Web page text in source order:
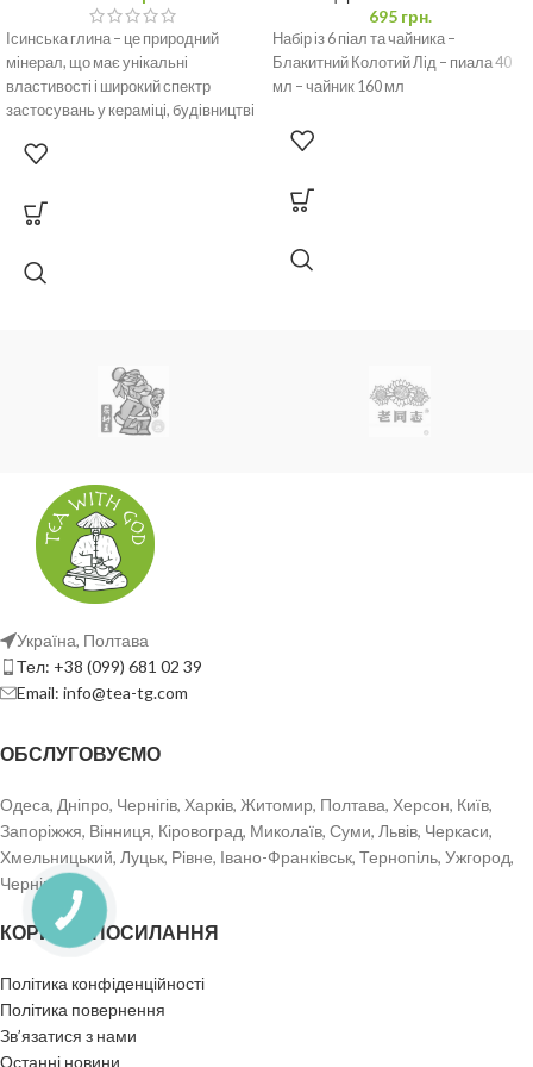
Тип товару:Подарункова упаковка / Аксесуари для зберігання чаю
Призначення: Для пресованого чаю у формі класичного млинця
Ісинська глина – це природний
мінерал, що має унікальні
властивості і широкий спектр
застосувань у кераміці, будівництві
695грн.
Набір із 6 піал та чайника –
Блакитний Колотий Лід – пиала 40
мл – чайник 160 мл
Україна, Полтава
Тел: +38 (099) 681 02 39
Email: info@tea-tg.com
ОБСЛУГОВУЄМО
Одеса, Дніпро, Чернігів, Харків, Житомир, Полтава, Херсон, Київ,
Запоріжжя, Вінниця, Кіровоград, Миколаїв, Суми, Львів, Черкаси,
Хмельницький, Луцьк, Рівне, Івано-Франківськ, Тернопіль, Ужгород,
Чернівці.
КОРИСНІ ПОСИЛАННЯ
Політика конфіденційності
Політика повернення
Зв’язатися з нами
Останні новини